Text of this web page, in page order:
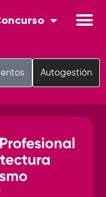
Autogestión